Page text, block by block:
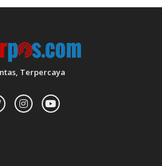
Terpercaya